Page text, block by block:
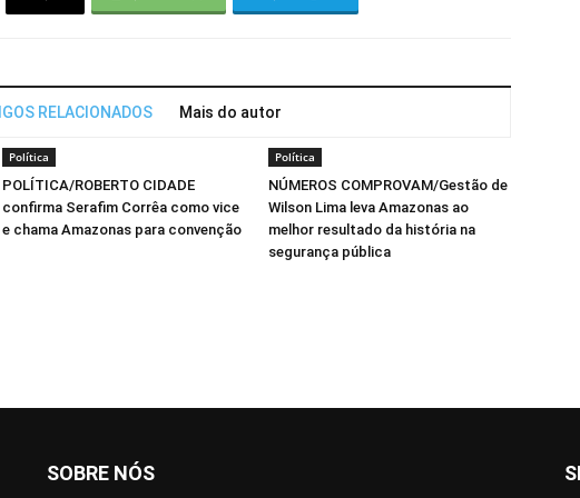
RELACIONADOS Mais do autor
Política
POLÍTICA/ROBERTO CIDADE
confirma Serafim Corrêa como vice
e chama Amazonas para convenção
Política
NÚMEROS COMPROVAM/Gestão de
Wilson Lima leva Amazonas ao
melhor resultado da história na
segurança pública
SOBRE NÓS